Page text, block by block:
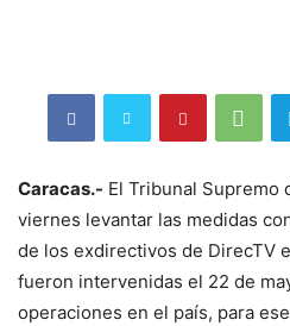
Caracas.- El Tribunal Supremo
viernes levantar las medidas
de los exdirectivos de DirecTV
fueron intervenidas el 22 de
operaciones en el país, para